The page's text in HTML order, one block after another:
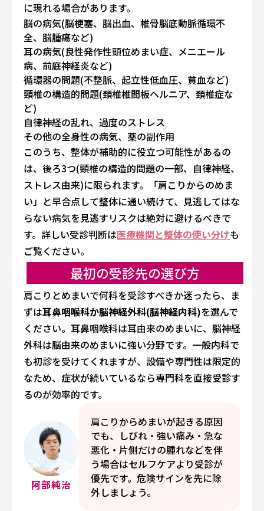
に現れる場合があります。
脳の病気(脳梗塞、脳出血、椎骨脳底動脈循環不
全、脳腫瘍など)
耳の病気(良性発作性頭位めまい症、メニエール
病、前庭神経炎など)
循環器の問題(不整脈、起立性低血圧、貧血など)
頸椎の構造的問題(頚椎椎間板ヘルニア、頚椎症な
ど)
自律神経の乱れ、過度のストレス
その他の全身性の病気、薬の副作用
このうち、整体が補助的に役立つ可能性があるの
は、後ろ3つ(頸椎の構造的問題の一部、自律神経、
ストレス由来)に限られます。「肩こりからのめま
い」と早合点して整体に通い続けて、見逃してはな
らない病気を見逃すリスクは絶対に避けるべきで
す。詳しい受診判断は医療機関と整体の使い分けも
ご覧ください。
最初の受診先の選び方
肩こりとめまいで何科を受診すべきか迷ったら、ま
ずは耳鼻咽喉科か脳神経外科(脳神経内科)を選んで
ください。耳鼻咽喉科は耳由来のめまいに、脳神経
外科は脳由来のめまいに強い分野です。一般内科で
も初診を受けてくれますが、設備や専門性は限定的
なため、症状が続いているなら専門科を直接受診す
るのが効率的です。
阿部純治
肩こりからめまいが起きる原因
でも、しびれ・強い痛み・急な
悪化・片側だけの腫れなどを伴
う場合はセルフケアより受診が
優先です。危険サインを先に除
外しましょう。